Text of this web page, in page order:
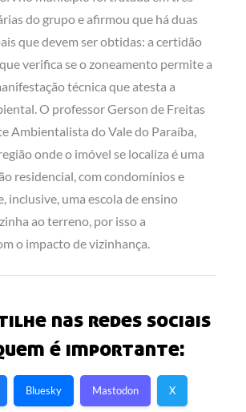
do grupo e afirmou que há duas
que devem ser obtidas: a certidão
verifica se o zoneamento permite a
técnica que atesta a
O professor Gerson de Freitas
Ambientalista do Vale do Paraíba,
onde o imóvel se localiza é uma
residencial, com condomínios e
inclusive, uma escola de ensino
ao terreno, por isso a
o impacto de vizinhança.
nas redes sociais
é importante:
Bluesky Mastodon X